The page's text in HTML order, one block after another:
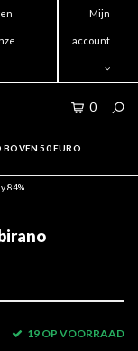
Mijn
account
0
BOVEN 50 EURO
84%
19 OP VOORRAAD